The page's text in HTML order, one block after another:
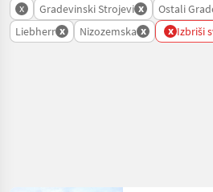
x Gradevinski Strojevi x Ostali
Liebherr x Nizozemska x x Izbriši